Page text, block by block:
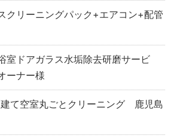
クリーニングパック+エアコン+配管
室ドアガラス水垢除去研磨サービ
ーナー様
て空室丸ごとクリーニング 鹿児島